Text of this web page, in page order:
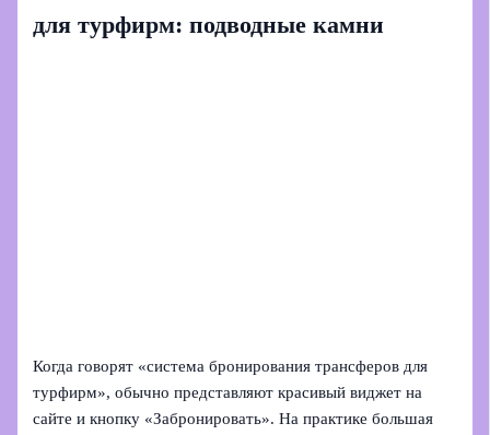
для турфирм: подводные камни
Когда говорят «система бронирования трансферов для
турфирм», обычно представляют красивый виджет на
сайте и кнопку «Забронировать». На практике большая